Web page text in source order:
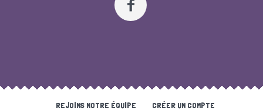
REJOINS NOTRE ÉQUIPE CRÉER UN COMPTE